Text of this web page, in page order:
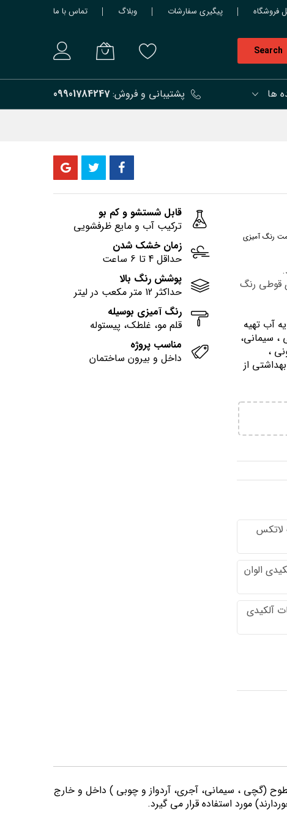
فروشگاه پیگیری سفارشات وبلاگ تماس با ما
Search
ها پشتیبانی و فروش:09901784247
رنگ آمیزی
قوطی رنگ
آب تهيه
، سیمانی،
مسكوني ،
از
لاتكس
الوان
آلکیدی
قابل شستشو و کم بو
ترکیب آب و مایع ظرفشویی
زمان خشک شدن
حداقل 4 تا 6 ساعت
پوشش رنگ بالا
حداکثر 12 متر مکعب در لیتر
رنگ آمیزی بوسیله
قلم مو، غلطک، پیستوله
مناسب پروژه
داخل و بیرون ساختمان
سطوح (گچی ، سیمانی، آجری، آردواز و چوبی ) داخل و خارج